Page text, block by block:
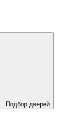
Подбор дверей